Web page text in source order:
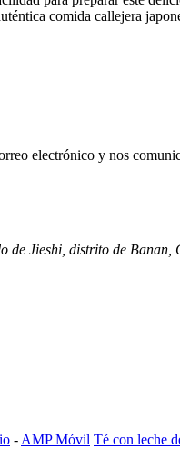
comida callejera
electrónico y nos
de Jieshi, distrito de Banan,
- AMP Móvil Té con leche